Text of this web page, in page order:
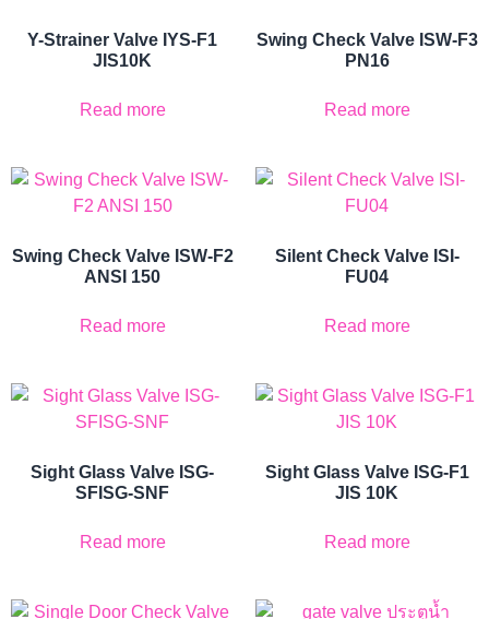
Y-Strainer Valve IYS-F1
JIS10K
Read more
Swing Check Valve ISW-F3
PN16
Read more
Swing Check Valve ISW-F2
ANSI 150
Read more
Silent Check Valve ISI-
FU04
Read more
Sight Glass Valve ISG-
SFISG-SNF
Read more
Sight Glass Valve ISG-F1
JIS 10K
Read more